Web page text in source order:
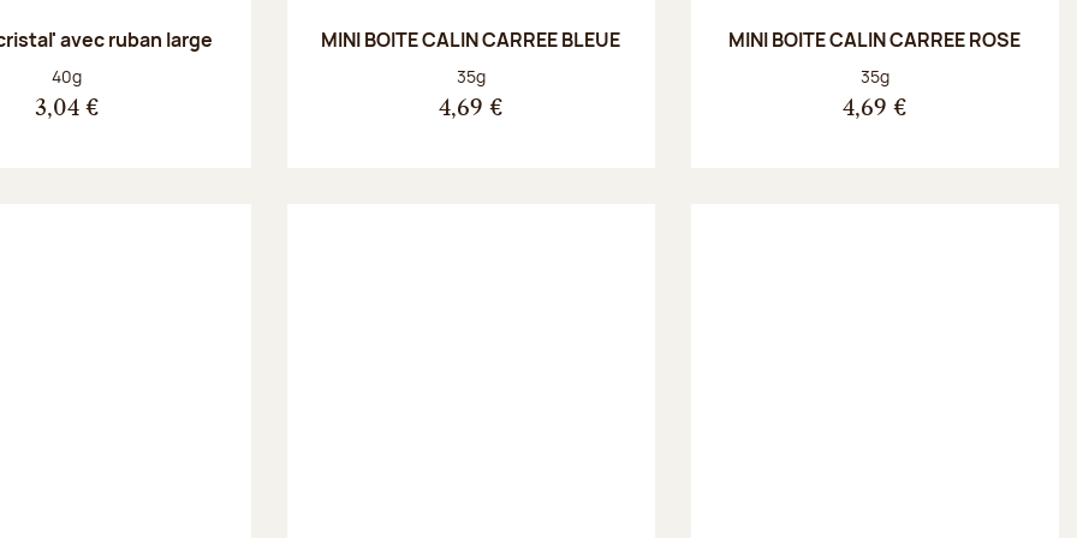
avec ruban large
Poids net :
40g
3,04 €
MINI BOITE CALIN CARREE BLEUE
Poids net :
35g
4,69 €
MINI BOITE CALIN CARREE ROSE
Poids net :
35g
4,69 €